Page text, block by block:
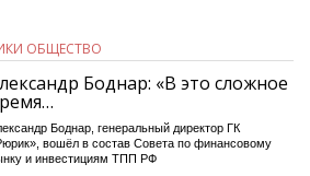
ОБЩЕСТВО
Боднар: «В это сложное
Боднар, генеральный директор ГК
вошёл в состав Совета по финансовому
и инвестициям ТПП РФ